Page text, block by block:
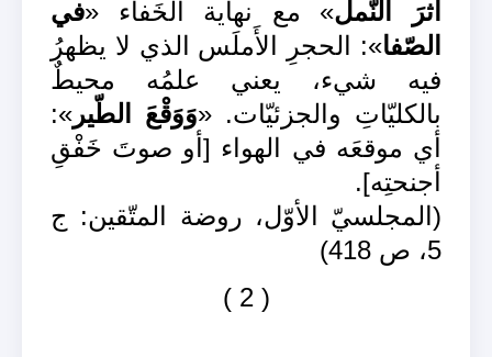
أثرَ النّمل» مع نهاية الخَفاء «في
الصّفا»: الحجرِ الأَملَس الذي لا يظهرُ
فيه شيء، يعني علمُه محيطٌ
بالكليّاتِ والجزئيّات. «وَوَقْعَ الطّير »:
أي موقعَه في الهواء [أو صوتَ خَفْقِ
أجنحتِه].
(المجلسيّ الأوّل، روضة المتّقين: ج
5، ص 418)
( 2 )